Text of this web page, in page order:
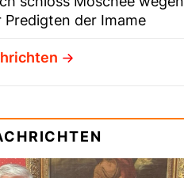
Predigten der Imame